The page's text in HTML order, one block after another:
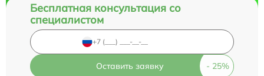
Бесплатная консультация со
специалистом
Оставить заявку